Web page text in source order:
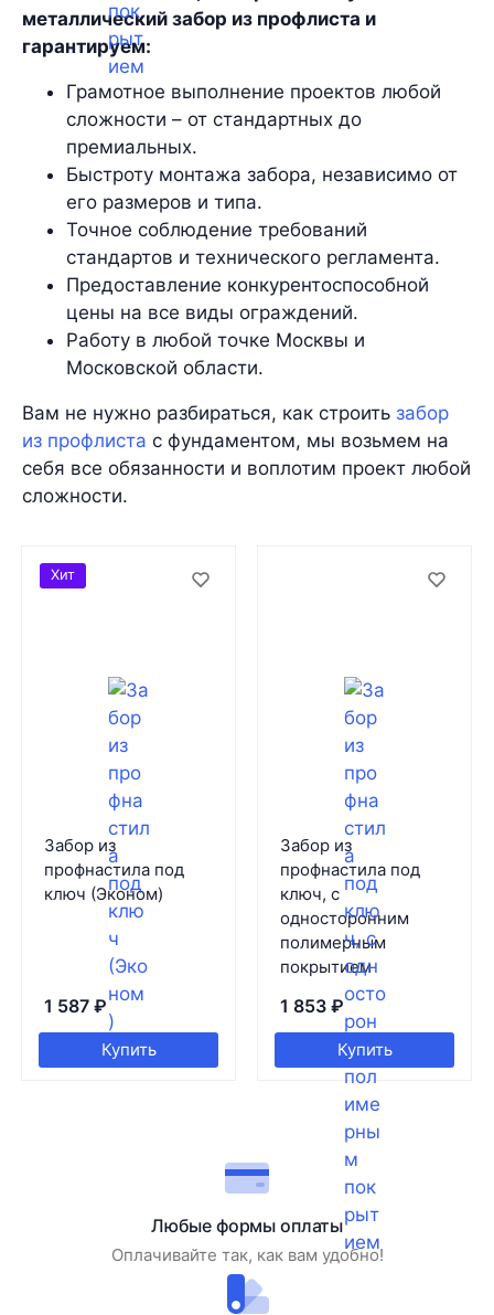
металлический забор из профлиста и
гарантируем:
Грамотное выполнение проектов любой
сложности – от стандартных до
премиальных.
Быстроту монтажа забора, независимо от
его размеров и типа.
Точное соблюдение требований
стандартов и технического регламента.
Предоставление конкурентоспособной
цены на все виды ограждений.
Работу в любой точке Москвы и
Московской области.
Вам не нужно разбираться, как строить забор
из профлиста с фундаментом, мы возьмем на
себя все обязанности и воплотим проект любой
сложности.
Забор из
профнастила под
ключ (Эконом)
1 587 ₽
Купить
Хит
Забор из
профнастила под
ключ, с
односторонним
полимерным
покрытием
1 853 ₽
Купить
Любые формы оплаты
Оплачивайте так, как вам удобно!